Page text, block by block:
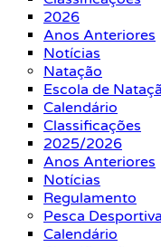
2026
Anos Anteriores
Notícias
Natação
Escola de
Calendário
Classificações
2025/2026
Anos Anteriores
Notícias
Regulamento
Pesca
Calendário